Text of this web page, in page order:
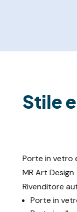
Stile
Porte in vetro
MR Art Design
Rivenditore
Porte in